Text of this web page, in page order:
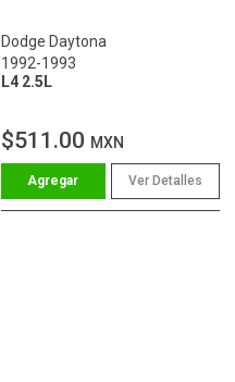
Dodge Daytona
1992-1993
L4 2.5L
$511.00 MXN
Ver Detalles